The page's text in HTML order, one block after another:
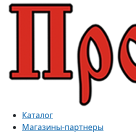
Каталог
Магазины-партнеры